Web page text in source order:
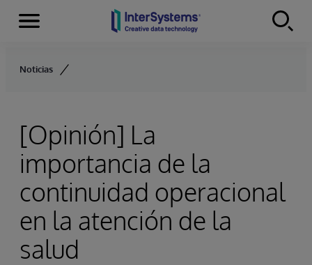
Skip to content
Secciones
Noticias
[Opinión] La
importancia de la
continuidad operacional
en la atención de la
salud